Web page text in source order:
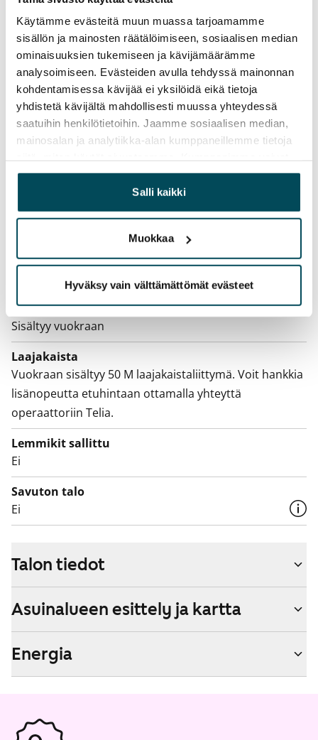
Käytämme evästeitä muun muassa tarjoamamme
sisällön ja mainosten räätälöimiseen, sosiaalisen median
ominaisuuksien tukemiseen ja kävijämäärämme
analysoimiseen. Evästeiden avulla tehdyssä mainonnan
kohdentamisessa kävijää ei yksilöidä eikä tietoja
yhdistetä kävijältä mahdollisesti muussa yhteydessä
saatuihin henkilötietoihin. Jaamme sosiaalisen median,
mainosalan ja analytiikka-alan kumppaneillemme tietoja
yhdistää näitä tietoja muihin tietoihin, joita olet antanut
heille tai joita on kerätty, kun olet käyttänyt heidän
palvelujaan.
Salli kaikki
Muokkaa
Hyväksy vain välttämättömät evästeet
Vapautuminen
Vuokrattu
Varallisuusrajat
Ei
Vuokra
Vuokravakuus
Kotivakuutus
Vesimaksu
Sisältyy vuokraan
Sähkömaksu
Sisältyy vuokraan
Laajakaista
Vuokraan sisältyy 50 M laajakaistaliittymä. Voit hankkia
lisänopeutta etuhintaan ottamalla yhteyttä
operaattoriin Telia.
Lemmikit sallittu
Ei
Savuton talo
Ei
Talon tiedot
Asuinalueen esittely ja kartta
Energia